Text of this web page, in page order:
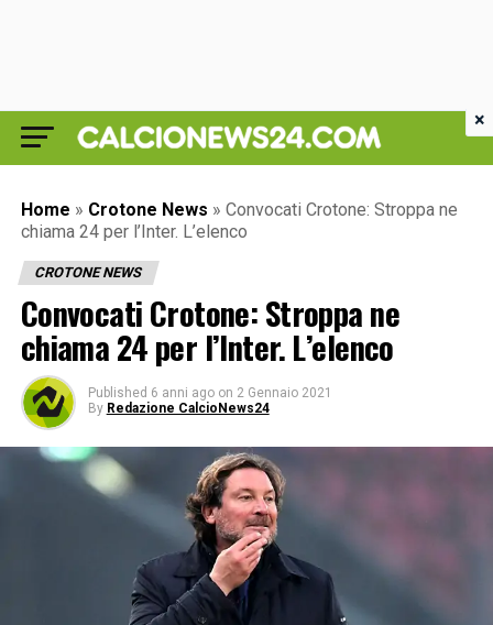
Home » Crotone News » Convocati Crotone: Stroppa ne
chiama 24 per l’Inter. L’elenco
CROTONE NEWS
Convocati Crotone: Stroppa ne
chiama 24 per l’Inter. L’elenco
Published 6 anni ago on 2 Gennaio 2021
By Redazione CalcioNews24
×